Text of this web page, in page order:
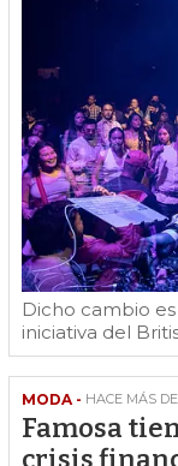
Dicho cambio
iniciativa del
MODA - HACE MÁS
Famosa
crisis